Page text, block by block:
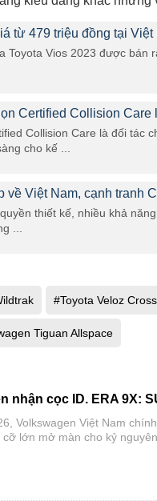
từ 479 triệu đồng tại Việt
Toyota Vios 2023 được
Certified Collision
Collision Care là đối tác
cho kế ...
về Việt Nam, cạnh tranh
thiết kế, nhiều khả
...
#Toyota Veloz Cross
Tiguan Allspace
nhận cọc ID. ERA 9X:
Volkswagen Việt Nam
cỡ lớn mở màn cho kỷ